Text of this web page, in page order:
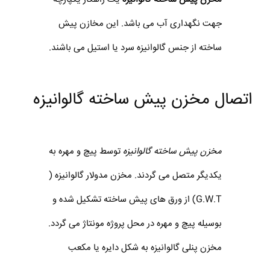
جهت نگهداری آب می باشد. این مخازن پیش
ساخته از جنس گالوانیزه سرد یا استیل می باشند.
اتصال مخزن پیش ساخته گالوانیزه
مخزن پیش ساخته گالوانیزه توسط پیچ و مهره به
یکدیگر متصل می گردند. مخزن مدولار گالوانیزه (
G.W.T) از ورق های پیش ساخته تشکیل شده و
بوسیله پیچ و مهره در محل پروژه مونتاژ می گردد.
مخزن پنلی گالوانیزه به شکل دایره یا مکعب